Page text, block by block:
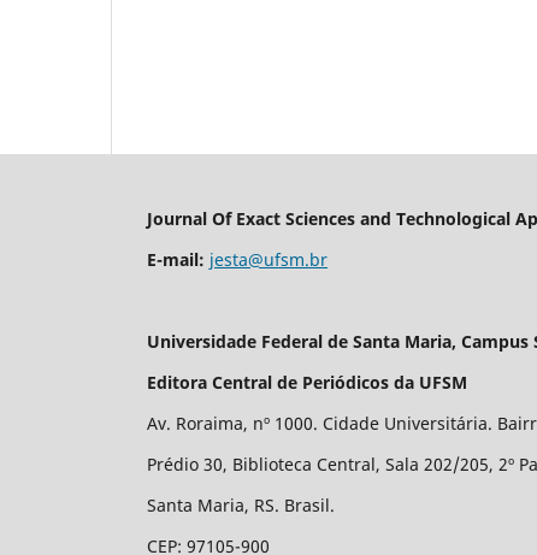
Journal Of Exact Sciences and Technological
E-mail: jesta@ufsm.br
Universidade Federal de Santa Maria, Campus
Editora Central de Periódicos da UFSM
Av. Roraima, nº 1000. Cidade Universitária.
Prédio 30, Biblioteca Central, Sala 202/205, 2º
Santa Maria, RS. Brasil.
CEP: 97105-900